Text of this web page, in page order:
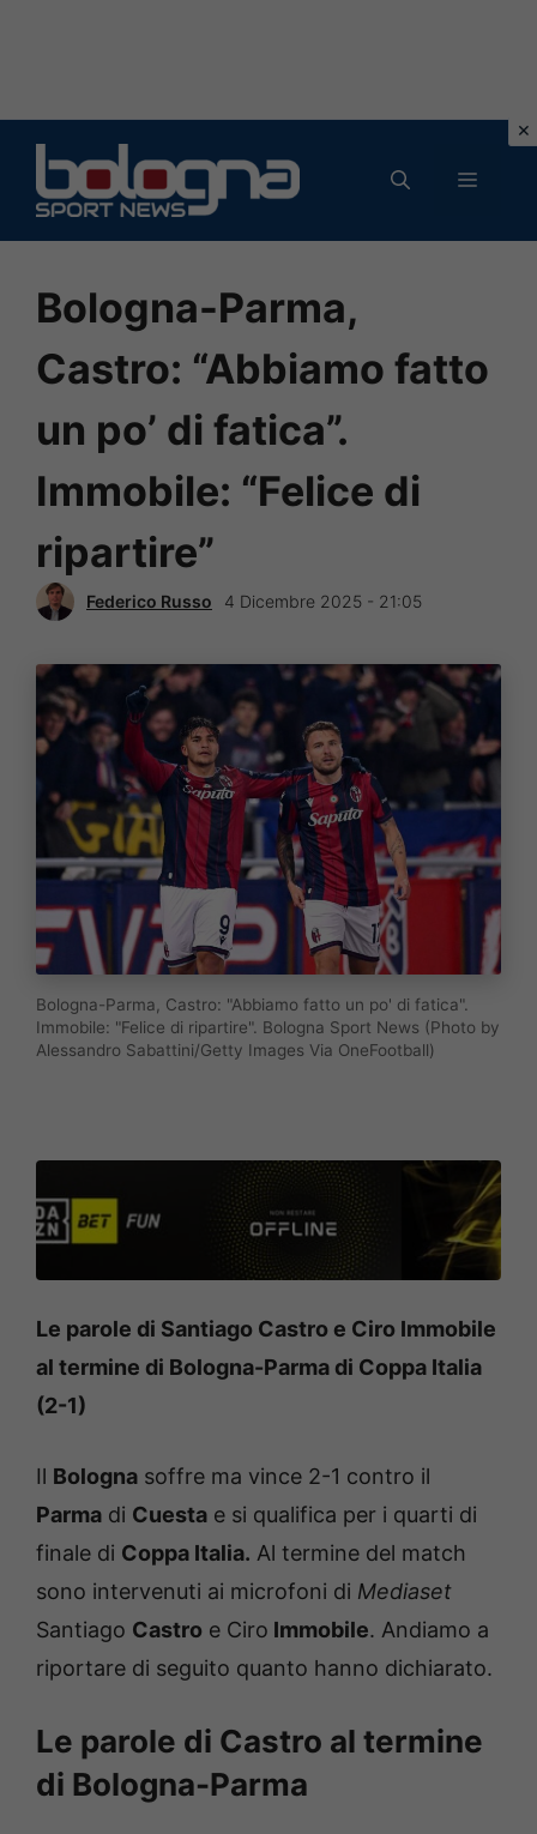
contenuto
MENU
Bologna-Parma,
Castro: “Abbiamo fatto
un po’ di fatica”.
Immobile: “Felice di
ripartire”
Federico Russo 4 Dicembre 2025 - 21:05
Bologna-Parma, Castro: "Abbiamo fatto un po' di fatica".
Immobile: "Felice di ripartire". Bologna Sport News (Photo by
Alessandro Sabattini/Getty Images Via OneFootball)
Le parole di Santiago Castro e Ciro Immobile
al termine di Bologna-Parma di Coppa Italia
(2-1)
Il Bologna soffre ma vince 2-1 contro il
Parma di Cuesta e si qualifica per i quarti di
finale di Coppa Italia. Al termine del match
sono intervenuti ai microfoni di Mediaset
Santiago Castro e Ciro Immobile. Andiamo a
riportare di seguito quanto hanno dichiarato.
Le parole di Castro al termine
di Bologna-Parma